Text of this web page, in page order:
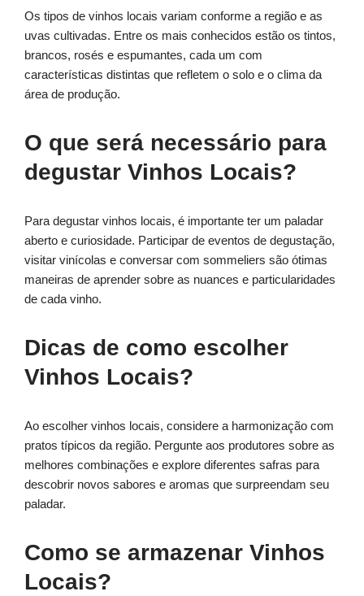
Os tipos de vinhos locais variam conforme a região e as
uvas cultivadas. Entre os mais conhecidos estão os tintos,
brancos, rosés e espumantes, cada um com
características distintas que refletem o solo e o clima da
área de produção.
O que será necessário para
degustar Vinhos Locais?
Para degustar vinhos locais, é importante ter um paladar
aberto e curiosidade. Participar de eventos de degustação,
visitar vinícolas e conversar com sommeliers são ótimas
maneiras de aprender sobre as nuances e particularidades
de cada vinho.
Dicas de como escolher
Vinhos Locais?
Ao escolher vinhos locais, considere a harmonização com
pratos típicos da região. Pergunte aos produtores sobre as
melhores combinações e explore diferentes safras para
descobrir novos sabores e aromas que surpreendam seu
paladar.
Como se armazenar Vinhos
Locais?